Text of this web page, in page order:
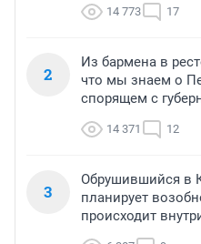
14 773 17
2
Из бармена в
что мы знаем о
спорящем с
14 371 12
3
Обрушившийся в
планирует
происходит